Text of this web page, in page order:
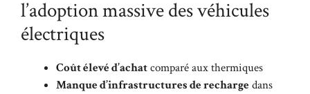
l’adoption massive des véhicules
électriques
Coût élevé d’achatcomparé aux thermiques
Manque d’infrastructures de rechargedans